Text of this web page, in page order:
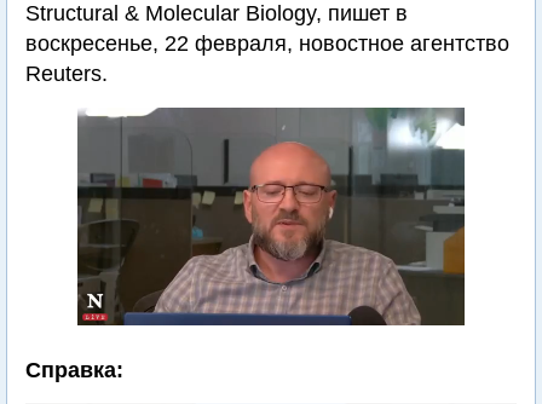
Structural & Molecular Biology, пишет в
воскресенье, 22 февраля, новостное агентство
Reuters.
Справка: